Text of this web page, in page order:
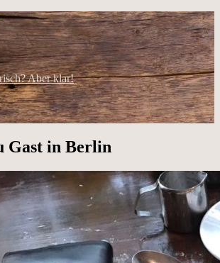
Aber klar!
Gast in Berlin